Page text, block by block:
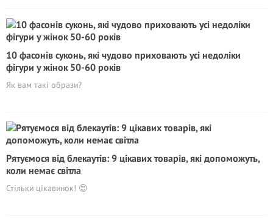
10 фасонів суконь, які чудово приховають усі недоліки
фігури у жінок 50-60 років
Як вам такі образи?
Рятуємося від блекаутів: 9 цікавих товарів, які допоможуть,
коли немає світла
Стільки цікавинок! 😍